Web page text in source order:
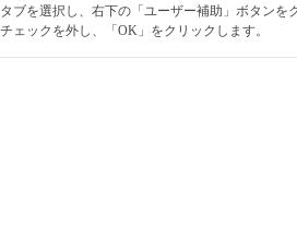
タブを選択し、右下の「ユーザー補助」ボタンを
ェックを外し、「OK」をクリックします。